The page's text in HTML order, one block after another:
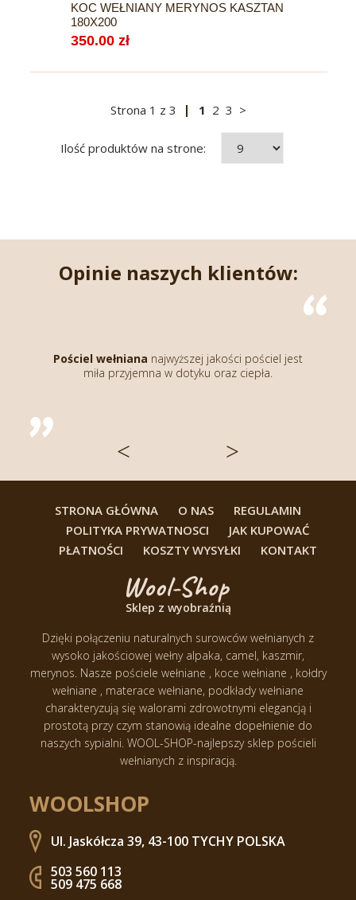
KOC WEŁNIANY MERYNOS KASZTAN
180X200
350.00 zł
Strona 1 z 3 1 2 3 >
Ilość produktów na strone:
Opinie naszych klientów:
najwyższej jakości pościel jest
w dotyku oraz ciepła.
gruba, kupiłam już
wcześniejsze się
wcześniej dla
< >
STRONA GŁÓWNA O NAS
REGULAMIN
POLITYKA PRYWATNOSCI
JAK KUPOWAĆ
PŁATNOŚCI
KOSZTY WYSYŁKI KONTAKT
Sklep z wyobraźnią
Dzięki połączeniu naturalnych surowców wełnianych z
wysoko jakościowej wełny alpaka, camel, kaszmir,
merynos. Nasze pościele wełniane , koce wełniane , kołdry
wełniane , materace wełniane, podkłady wełniane
charakteryzują się walorami zdrowotnymi elegancją i
prostotą przy czym stanowią idealne dopełnienie do
naszych sypialni. WOOL-SHOP-najlepszy sklep pościeli
wełnianych z inspiracją.
WOOLSHOP
Ul. Jaskółcza 39, 43-100 TYCHY POLSKA
503 560 113
509 475 668